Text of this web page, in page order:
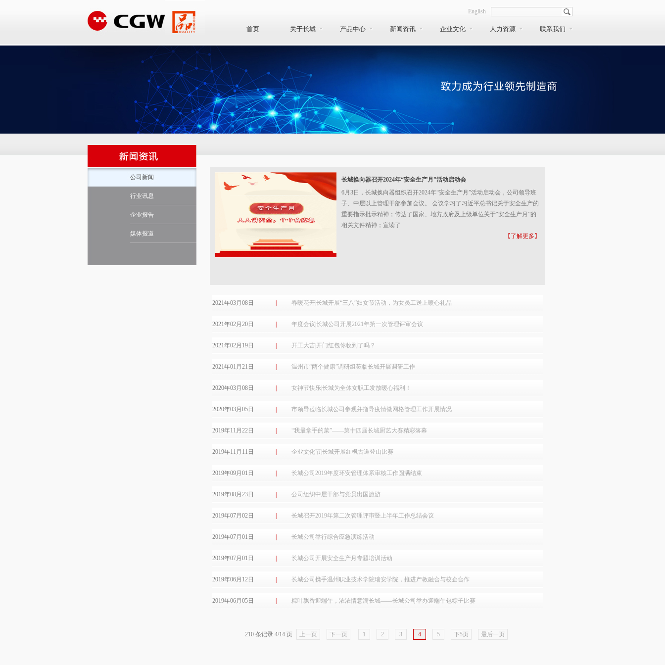
English
联系我们
人力资源
企业文化
新闻资讯
产品中心
关于长城
首页
公司新闻
行业讯息
企业报告
媒体报道
长城换向器召开2024年“安全生产月”活动启动会
6月3日，长城换向器组织召开2024年“安全生产月”活动启动会，公司领导班
子、中层以上管理干部参加会议。 会议学习了习近平总书记关于安全生产的
重要指示批示精神；传达了国家、地方政府及上级单位关于“安全生产月”的
相关文件精神；宣读了
【了解更多】
2021年03月08日 春暖花开|长城开展“三八”妇女节活动，为女员工送上暖心礼品
2021年02月20日 年度会议|长城公司开展2021年第一次管理评审会议
2021年02月19日 开工大吉|开门红包你收到了吗？
2021年01月21日 温州市“两个健康”调研组莅临长城开展调研工作
2020年03月08日 女神节快乐|长城为全体女职工发放暖心福利！
2020年03月05日 市领导莅临长城公司参观并指导疫情微网格管理工作开展情况
2019年11月22日 “我最拿手的菜”——第十四届长城厨艺大赛精彩落幕
2019年11月11日 企业文化节|长城开展红枫古道登山比赛
2019年09月01日 长城公司2019年度环安管理体系审核工作圆满结束
2019年08月23日 公司组织中层干部与党员出国旅游
2019年07月02日 长城召开2019年第二次管理评审暨上半年工作总结会议
2019年07月01日 长城公司举行综合应急演练活动
2019年07月01日 长城公司开展安全生产月专题培训活动
2019年06月12日 长城公司携手温州职业技术学院瑞安学院，推进产教融合与校企合作
2019年06月05日 粽叶飘香迎端午，浓浓情意满长城——长城公司举办迎端午包粽子比赛
210 条记录 4/14 页 上一页 下一页 1 2 3 4 5 下5页 最后一页